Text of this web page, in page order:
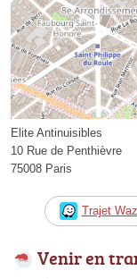
Elite Antinuisibles
10 Rue de Penthièvre
75008 Paris
Trajet
Venir en